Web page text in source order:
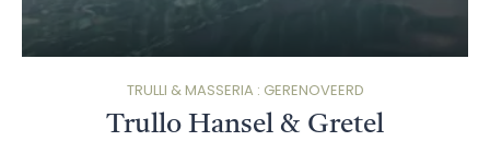
TRULLI & MASSERIA : GERENOVEERD
Trullo Hansel & Gretel